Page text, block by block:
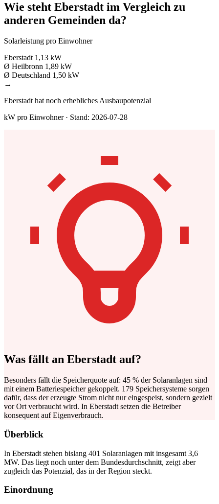
Wie steht Eberstadt im Vergleich zu
anderen Gemeinden da?
Solarleistung pro Einwohner
Eberstadt 1,13 kW
Ø Heilbronn 1,89 kW
Ø Deutschland 1,50 kW
→
Eberstadt hat noch erhebliches Ausbaupotenzial
kW pro Einwohner · Stand: 2026-07-28
Was fällt an Eberstadt auf?
Besonders fällt die Speicherquote auf: 45 % der Solaranlagen sind
mit einem Batteriespeicher gekoppelt. 179 Speichersysteme sorgen
dafür, dass der erzeugte Strom nicht nur eingespeist, sondern gezielt
vor Ort verbraucht wird. In Eberstadt setzen die Betreiber
konsequent auf Eigenverbrauch.
Überblick
In Eberstadt stehen bislang 401 Solaranlagen mit insgesamt 3,6
MW. Das liegt noch unter dem Bundesdurchschnitt, zeigt aber
zugleich das Potenzial, das in der Region steckt.
Einordnung